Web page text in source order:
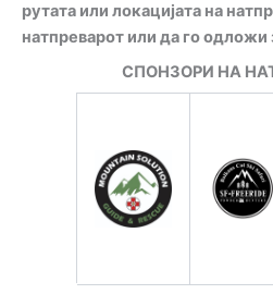
рутата или локацијата на
натпреварот или да го одложи
СПОНЗОРИ НА